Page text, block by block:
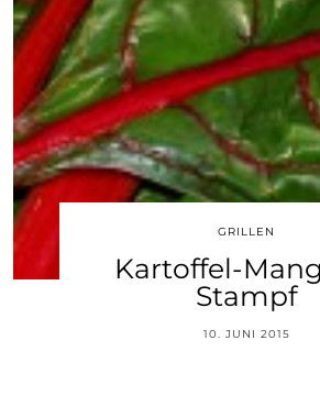
GRILLEN
Kartoffel-
Stampf
10. JUNI 2015